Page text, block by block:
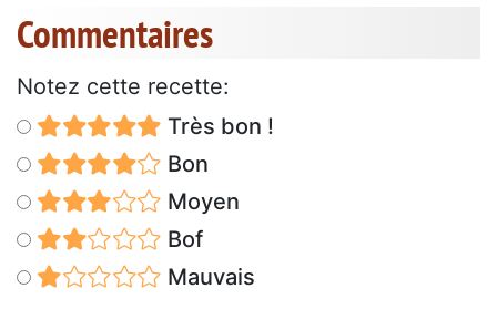
Commentaires
Notez cette recette:
Très bon !
Bon
Moyen
Bof
Mauvais